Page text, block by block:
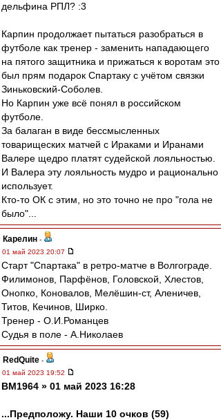
дельфина РПЛ? :3
Карпин продолжает пытаться разобраться в
футболе как тренер - заменить нападающего
на пятого защитника и прижаться к воротам это
был прям подарок Спартаку с учётом связки
Зиньковский-Соболев.
Но Карпин уже всё понял в российском
футболе.
За балаган в виде бессмысленных
товарищеских матчей с Ираками и Иранами
Валере щедро платят судейской лояльностью.
И Валера эту лояльность мудро и рационально
использует.
Кто-то ОК с этим, но это точно не про "гола не
было"...
Карелин -
01 май 2023 20:07
Старт "Спартака" в ретро-матче в Волгограде.
Филимонов, Парфёнов, Головской, Хлестов,
Онопко, Коновалов, Мелёшин-ст, Аленичев,
Титов, Кечинов, Ширко.
Тренер - О.И.Романцев
Судья в поле - А.Николаев
RedQuite -
01 май 2023 19:52
BM1964 » 01 май 2023 16:28
...Предположу. Наши 10 очков (59)